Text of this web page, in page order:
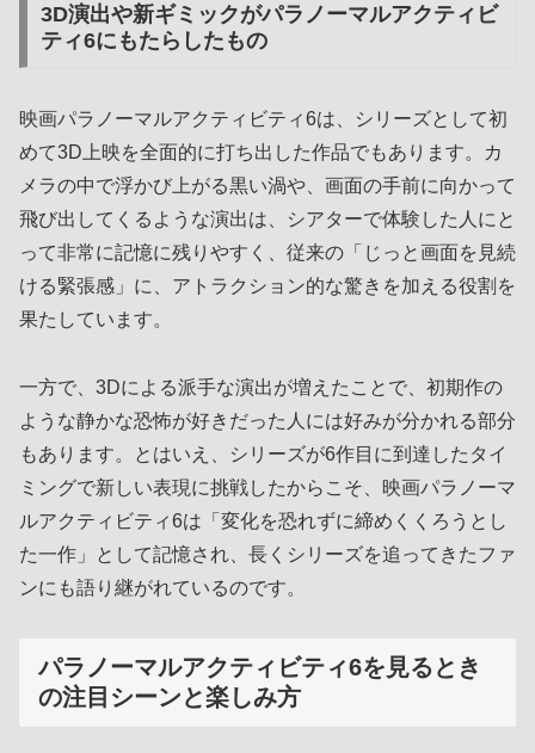
3D演出や新ギミックがパラノーマルアクティビ
ティ6にもたらしたもの
映画パラノーマルアクティビティ6は、シリーズとして初
めて3D上映を全面的に打ち出した作品でもあります。カ
メラの中で浮かび上がる黒い渦や、画面の手前に向かって
飛び出してくるような演出は、シアターで体験した人にと
って非常に記憶に残りやすく、従来の「じっと画面を見続
ける緊張感」に、アトラクション的な驚きを加える役割を
果たしています。
一方で、3Dによる派手な演出が増えたことで、初期作の
ような静かな恐怖が好きだった人には好みが分かれる部分
もあります。とはいえ、シリーズが6作目に到達したタイ
ミングで新しい表現に挑戦したからこそ、映画パラノーマ
ルアクティビティ6は「変化を恐れずに締めくくろうとし
た一作」として記憶され、長くシリーズを追ってきたファ
ンにも語り継がれているのです。
パラノーマルアクティビティ6を見るとき
の注目シーンと楽しみ方